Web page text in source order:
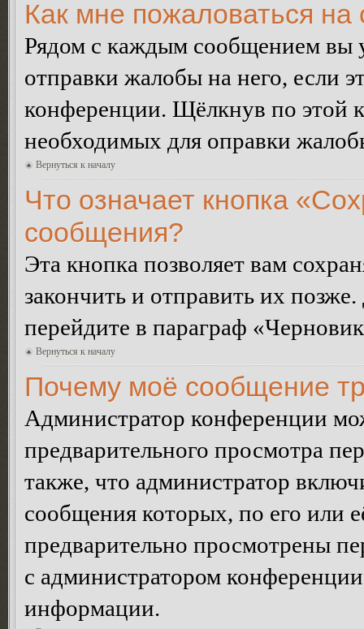
Как мне пожаловаться
Рядом с каждым сообщением вы
отправки жалобы на него, если
конференции. Щёлкнув по этой
необходимых для оправки
Вернуться к началу
Что означает кнопка
сообщения?
Эта кнопка позволяет вам
закончить и отправить их
перейдите в параграф
Вернуться к началу
Почему моё сообщение
Администратор конференции
предварительного просмотра
также, что администратор
сообщения которых, по его или
предварительно просмотрены
с администратором
информации.